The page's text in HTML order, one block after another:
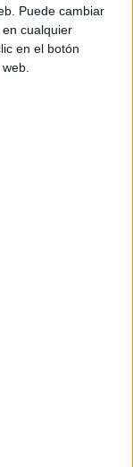
Puede cambiar
cualquier
en el botón